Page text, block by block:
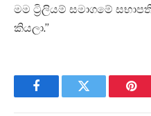
මම ට්‍රිලියම් සමාගමේ
කියලා.”
FacebookTwitter